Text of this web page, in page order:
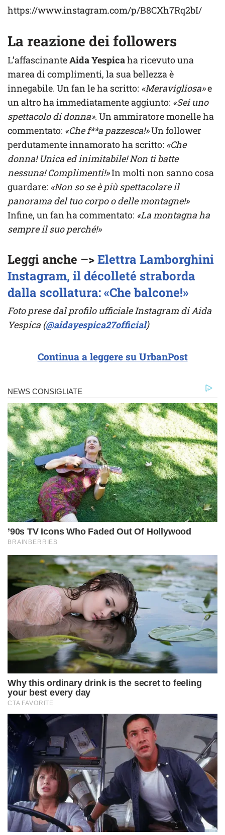
https://www.instagram.com/p/B8CXh7Rq2bI/
La reazione dei followers
L’affascinanteAida Yespicaha ricevuto una
marea di complimenti, la sua bellezza è
innegabile. Un fan le ha scritto: «Meravigliosa»e
un altro ha immediatamente aggiunto: «Sei uno
spettacolo di donna». Un ammiratore monelle ha
commentato: «Che f**a pazzesca!»Un follower
perdutamente innamorato ha scritto: «Che
donna! Unica ed inimitabile! Non ti batte
nessuna! Complimenti!»In molti non sanno cosa
guardare: «Non so se è più spettacolare il
panorama del tuo corpo o delle montagne!»
Infine, un fan ha commentato: «La montagna ha
sempre il suo perché!»
Leggi anche –>Elettra Lamborghini
Instagram, il décolleté straborda
dalla scollatura: «Che balcone!»
Foto prese dal profilo ufficiale Instagram di Aida
Yespica (@aidayespica27official)
Continua a leggere su UrbanPost